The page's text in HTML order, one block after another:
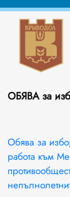
ОБЯВА за
Обява за
работа към